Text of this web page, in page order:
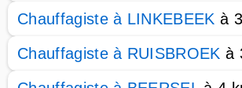
Chauffagiste à LINKEBEEK à
Chauffagiste à RUISBROEK à